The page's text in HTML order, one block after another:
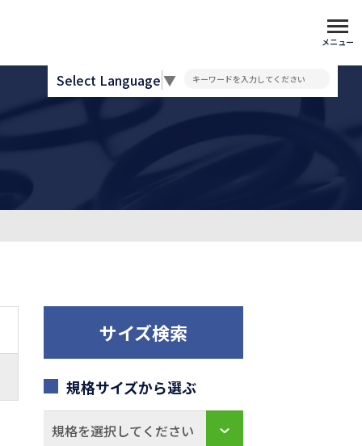
メニュー
Select Language▼
サイズ検索
規格サイズから選ぶ